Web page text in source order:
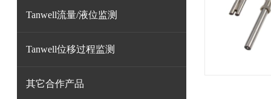
Tanwell流量/液位监测
Tanwell位移过程监测
其它合作产品